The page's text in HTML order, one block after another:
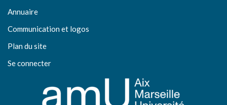
Annuaire
Communication et logos
Plan du site
Se connecter